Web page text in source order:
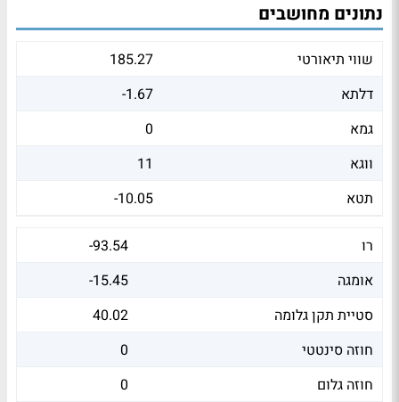
נתונים מחושבים
שווי תיאורטי
185.27
דלתא
-1.67
גמא
0
ווגא
11
תטא
-10.05
רו
-93.54
אומגה
-15.45
סטיית תקן גלומה
40.02
חוזה סינטטי
0
חוזה גלום
0